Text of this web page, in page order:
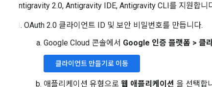
는 Antigravity 2.0, Antigravity IDE, Antigravity CLI를 지원합니
OAuth 2.0 클라이언트 ID 및 보안 비밀번호를 만듭니다.
Google Cloud 콘솔에서 Google 인증 플랫폼 > 클
클라이언트 만들기로 이동
애플리케이션 유형으로 웹 애플리케이션 을 선택합